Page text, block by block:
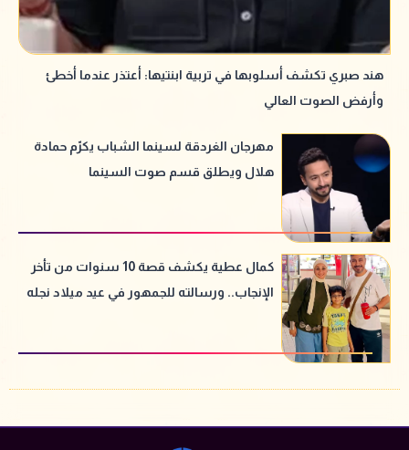
هند صبري تكشف أسلوبها في تربية ابنتيها: أعتذر عندما أخطئ
وأرفض الصوت العالي
مهرجان الغردقة لسينما الشباب يكرّم حمادة
هلال ويطلق قسم صوت السينما
كمال عطية يكشف قصة 10 سنوات من تأخر
الإنجاب.. ورسالته للجمهور في عيد ميلاد نجله